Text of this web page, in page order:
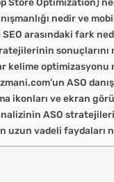
nedir ve
SEO arasındaki fark
kelime optimizasyonu
ASO
ikonları ve ekran
ASO
uzun vadeli faydaları